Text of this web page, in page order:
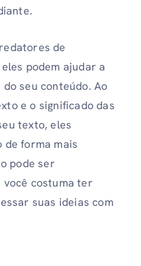
de
podem ajudar a
seu conteúdo. Ao
e o significado das
texto, eles
de forma mais
pode ser
costuma ter
suas ideias com